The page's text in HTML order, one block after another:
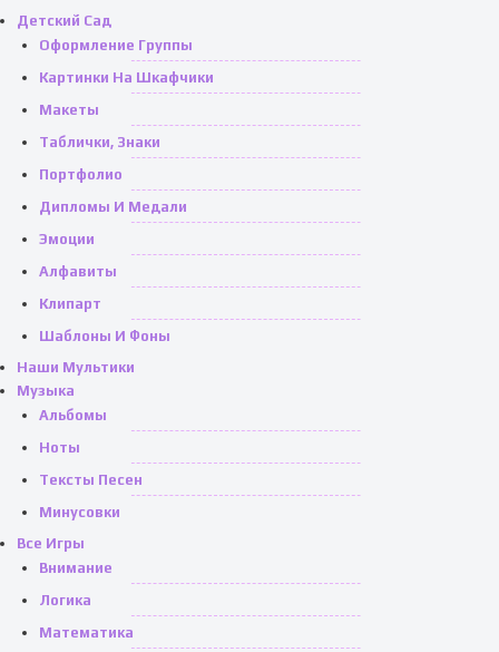
Детский Сад
Оформление Группы
Картинки На Шкафчики
Макеты
Таблички, Знаки
Портфолио
Дипломы И Медали
Эмоции
Алфавиты
Клипарт
Шаблоны И Фоны
Наши Мультики
Музыка
Альбомы
Ноты
Тексты Песен
Минусовки
Все Игры
Внимание
Логика
Математика